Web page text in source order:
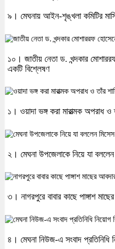
৯। মেঘনায় আইন-শৃঙ্খলা কমিটির
১০। জাতীয় নেতা ড. খন্দকার
একটি বিশ্লেষণ
১। ওয়াদা ভঙ্গ করা মারাত্মক অপরাধ
২। মেঘনা উপজেলাকে নিয়ে যা
৩। নাগরপুরে বাবার কাছে পাঙ্গাশ
৪। মেঘনা নিউজ-এ সংবাদ প্রতিনিধি